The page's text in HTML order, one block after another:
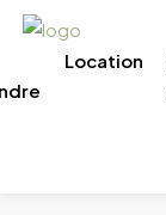
Location